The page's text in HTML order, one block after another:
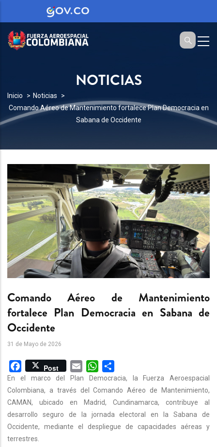
NOTICIAS
SOBRESCRIBIR
ENLACES
DE
A
LA
NAVEGACIÓN
Inicio
Noticias
Comando Aéreo de Mantenimiento fortalece Plan Democracia en
Sabana de Occidente
Comando Aéreo de Mantenimiento
fortalece Plan Democracia en Sabana de
Occidente
31 de Mayo de 2026
Facebook
Post Email WhatsApp
En el marco del Plan Democracia, la Fuerza Aeroespacial
Colombiana, a través del Comando Aéreo de Mantenimiento,
CAMAN, ubicado en Madrid, Cundinamarca, contribuye al
desarrollo seguro de la jornada electoral en la Sabana de
Occidente, mediante el despliegue de capacidades aéreas y
terrestres.